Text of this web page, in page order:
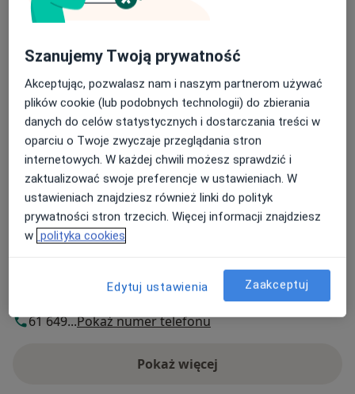
Adresy (4)
Adres 1 Adres 2 Adres 3 Adres 4
Gabinety Swarzędzkie Swamed
Średzka 49, Zalasewo,62-020Poznań
Powiększ mapęotwiera się w nowej karcie
Dostępność
61 649...Pokaż numer telefonu
Pokaż więcej
o adresie
Szanujemy Twoją prywatność
Akceptując, pozwalasz nam i naszym partnerom używać
plików cookie (lub podobnych technologii) do zbierania
danych do celów statystycznych i dostarczania treści w
oparciu o Twoje zwyczaje przeglądania stron
internetowych. W każdej chwili możesz sprawdzić i
zaktualizować swoje preferencje w ustawieniach. W
ustawieniach znajdziesz również linki do polityk
prywatności stron trzecich. Więcej informacji znajdziesz
w polityka cookies
Edytuj ustawienia Zaakceptuj